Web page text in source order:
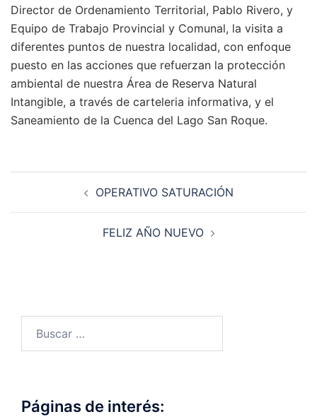
Director de Ordenamiento Territorial, Pablo Rivero, y
Equipo de Trabajo Provincial y Comunal, la visita a
diferentes puntos de nuestra localidad, con enfoque
puesto en las acciones que refuerzan la protección
ambiental de nuestra Área de Reserva Natural
Intangible, a través de carteleria informativa, y el
Saneamiento de la Cuenca del Lago San Roque.
OPERATIVO SATURACIÓN
FELIZ AÑO NUEVO
Páginas de interés: